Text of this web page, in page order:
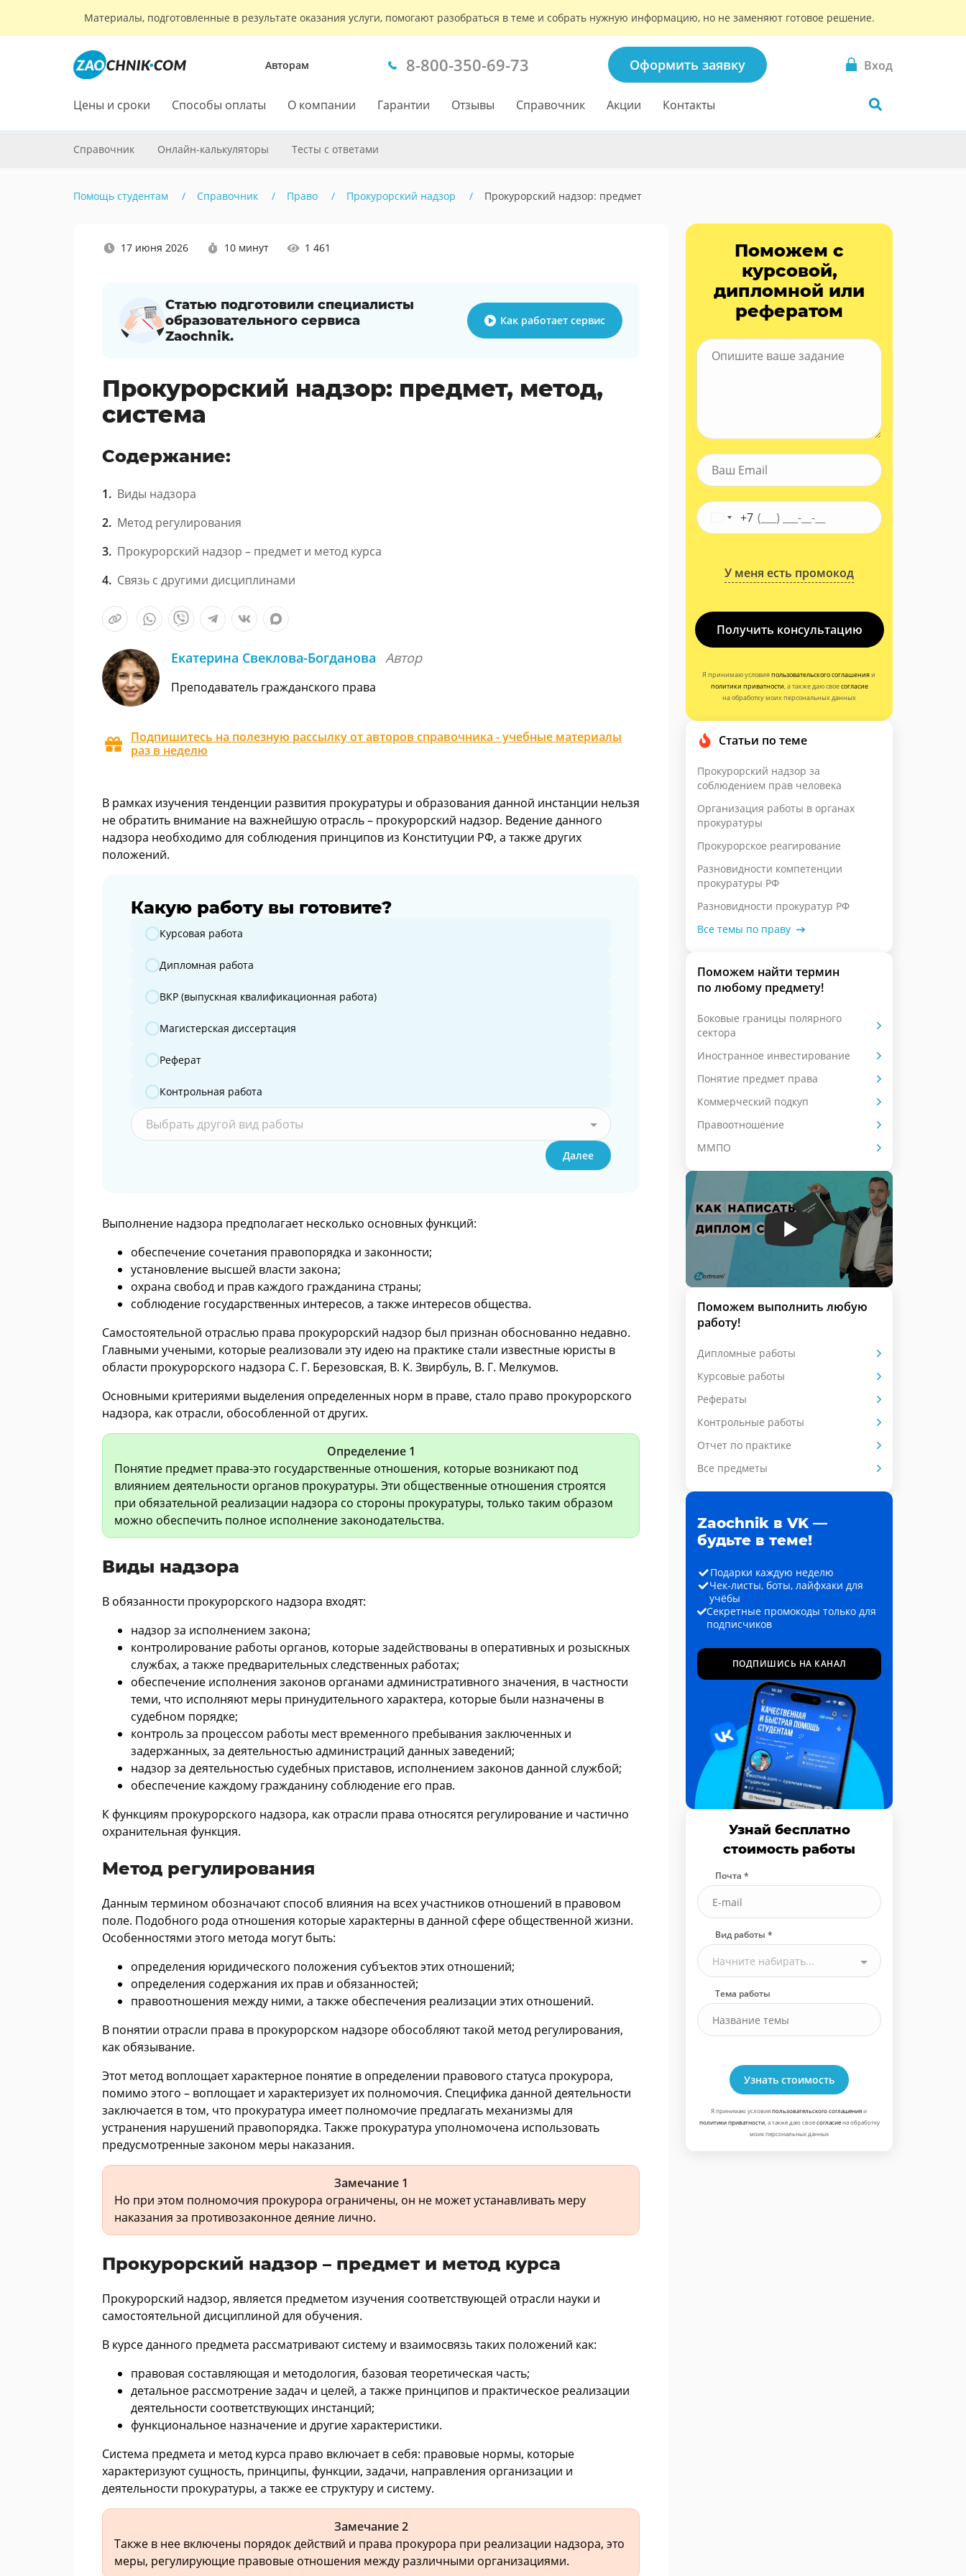
Материалы, подготовленные в результате оказания услуги, помогают разобраться в теме и собрать нужную информацию, но не заменяют готовое решение.
Авторам 8-800-350-69-73 Оформить заявку Вход
Цены и сроки Способы оплаты О компании Гарантии Отзывы Справочник Акции Контакты
Справочник Онлайн-калькуляторы Тесты с ответами
Помощь студентам Справочник Право Прокурорский надзор Прокурорский надзор: предмет
17 июня 2026 10 минут 1 461
Статью подготовили специалисты
образовательного сервиса
Zaochnik.
Как работает сервис
Прокурорский надзор: предмет, метод,
система
Содержание:
Виды надзора
Метод регулирования
Прокурорский надзор – предмет и метод курса
Связь с другими дисциплинами
Екатерина Свеклова-Богданова Автор
Преподаватель гражданского права
Подпишитесь на полезную рассылку от авторов справочника - учебные материалы
раз в неделю
В рамках изучения тенденции развития прокуратуры и образования данной инстанции нельзя
не обратить внимание на важнейшую отрасль – прокурорский надзор. Ведение данного
надзора необходимо для соблюдения принципов из Конституции РФ, а также других
положений.
Какую работу вы готовите?
Какую работу вы готовите?
Курсовая работа
Дипломная работа
ВКР (выпускная квалификационная работа)
Магистерская диссертация
Реферат
Контрольная работа
Выбрать другой вид работы
Далее
Выполнение надзора предполагает несколько основных функций:
обеспечение сочетания правопорядка и законности;
установление высшей власти закона;
охрана свобод и прав каждого гражданина страны;
соблюдение государственных интересов, а также интересов общества.
Самостоятельной отраслью права прокурорский надзор был признан обоснованно недавно.
Главными учеными, которые реализовали эту идею на практике стали известные юристы в
области прокурорского надзора С. Г. Березовская, В. К. Звирбуль, В. Г. Мелкумов.
Основными критериями выделения определенных норм в праве, стало право прокурорского
надзора, как отрасли, обособленной от других.
Определение 1
Понятие предмет права-это государственные отношения, которые возникают под
влиянием деятельности органов прокуратуры. Эти общественные отношения строятся
при обязательной реализации надзора со стороны прокуратуры, только таким образом
можно обеспечить полное исполнение законодательства.
Виды надзора
В обязанности прокурорского надзора входят:
надзор за исполнением закона;
контролирование работы органов, которые задействованы в оперативных и розыскных
службах, а также предварительных следственных работах;
обеспечение исполнения законов органами административного значения, в частности
теми, что исполняют меры принудительного характера, которые были назначены в
судебном порядке;
контроль за процессом работы мест временного пребывания заключенных и
задержанных, за деятельностью администраций данных заведений;
надзор за деятельностью судебных приставов, исполнением законов данной службой;
обеспечение каждому гражданину соблюдение его прав.
К функциям прокурорского надзора, как отрасли права относятся регулирование и частично
охранительная функция.
Метод регулирования
Данным термином обозначают способ влияния на всех участников отношений в правовом
поле. Подобного рода отношения которые характерны в данной сфере общественной жизни.
Особенностями этого метода могут быть:
определения юридического положения субъектов этих отношений;
определения содержания их прав и обязанностей;
правоотношения между ними, а также обеспечения реализации этих отношений.
В понятии отрасли права в прокурорском надзоре обособляют такой метод регулирования,
как обязывание.
Этот метод воплощает характерное понятие в определении правового статуса прокурора,
помимо этого – воплощает и характеризует их полномочия. Специфика данной деятельности
заключается в том, что прокуратура имеет полномочие предлагать механизмы для
устранения нарушений правопорядка. Также прокуратура уполномочена использовать
предусмотренные законом меры наказания.
Замечание 1
Но при этом полномочия прокурора ограничены, он не может устанавливать меру
наказания за противозаконное деяние лично.
Прокурорский надзор – предмет и метод курса
Прокурорский надзор, является предметом изучения соответствующей отрасли науки и
самостоятельной дисциплиной для обучения.
В курсе данного предмета рассматривают систему и взаимосвязь таких положений как:
правовая составляющая и методология, базовая теоретическая часть;
детальное рассмотрение задач и целей, а также принципов и практическое реализации
деятельности соответствующих инстанций;
функциональное назначение и другие характеристики.
Система предмета и метод курса право включает в себя: правовые нормы, которые
характеризуют сущность, принципы, функции, задачи, направления организации и
деятельности прокуратуры, а также ее структуру и систему.
Замечание 2
Также в нее включены порядок действий и права прокурора при реализации надзора, это
меры, регулирующие правовые отношения между различными организациями.
Поможем с
курсовой,
дипломной или
рефератом
+7
У меня есть промокод
Получить консультацию
Я принимаю условияпользовательского соглашенияи
политики приватности, а также даю своесогласие
на обработку моих персональных данных
Статьи по теме
Прокурорский надзор за
соблюдением прав человека
Организация работы в органах
прокуратуры
Прокурорское реагирование
Разновидности компетенции
прокуратуры РФ
Разновидности прокуратур РФ
Все темы по праву
Поможем найти термин
по любому предмету!
Боковые границы полярного
сектора
Иностранное инвестирование
Понятие предмет права
Коммерческий подкуп
Правоотношение
ММПО
Поможем выполнить любую
работу!
Дипломные работы
Курсовые работы
Рефераты
Контрольные работы
Отчет по практике
Все предметы
Zaochnik в VK —
будьте в теме!
Подарки каждую неделю
Чек-листы, боты, лайфхаки для
учёбы
Секретные промокоды только для
подписчиков
ПОДПИШИСЬ НА КАНАЛ
Узнай бесплатно
стоимость работы
Почта *
Вид работы *
Начните набирать...
Тема работы
Узнать стоимость
Я принимаю условияпользовательского соглашенияи
политики приватности, а также даю своесогласиена обработку
моих персональных данных